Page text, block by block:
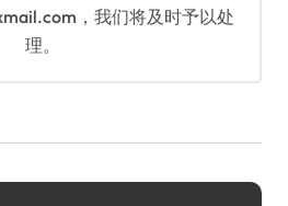
，我们将及时予以处
理。